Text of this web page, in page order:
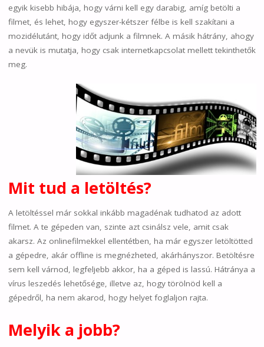
egyik kisebb hibája, hogy várni kell egy darabig, amíg betölti a
filmet, és lehet, hogy egyszer-kétszer félbe is kell szakítani a
mozidélutánt, hogy időt adjunk a filmnek. A másik hátrány, ahogy
a nevük is mutatja, hogy csak internetkapcsolat mellett tekinthetők
meg.
Mit tud a letöltés?
A letöltéssel már sokkal inkább magadénak tudhatod az adott
filmet. A te gépeden van, szinte azt csinálsz vele, amit csak
akarsz. Az onlinefilmekkel ellentétben, ha már egyszer letöltötted
a gépedre, akár offline is megnézheted, akárhányszor. Betöltésre
sem kell várnod, legfeljebb akkor, ha a géped is lassú. Hátránya a
vírus leszedés lehetősége, illetve az, hogy törölnöd kell a
gépedről, ha nem akarod, hogy helyet foglaljon rajta.
Melyik a jobb?